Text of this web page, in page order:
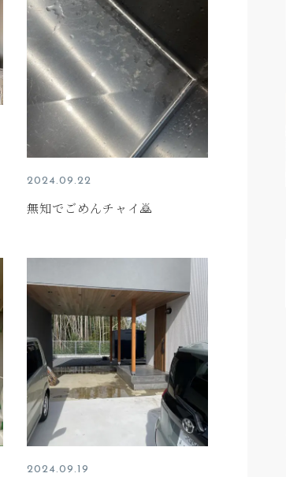
2024.09.22
無知でごめんチャイ🙇
2024.09.19